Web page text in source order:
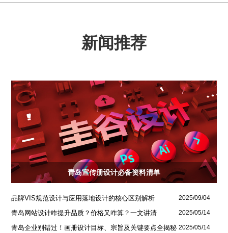
新闻推荐
青岛宣传册设计必备资料清单
品牌VIS规范设计与应用落地设计的核心区别解析 2025/09/04
青岛网站设计咋提升品质？价格又咋算？一文讲清 2025/05/14
青岛企业别错过！画册设计目标、宗旨及关键要点全揭秘 2025/05/14